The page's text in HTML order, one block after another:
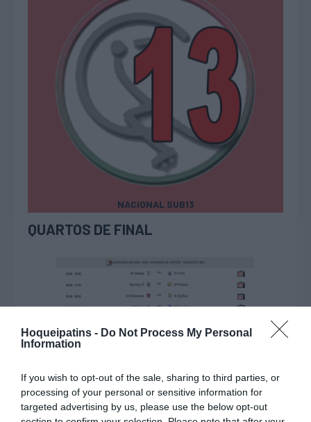
Hoqueipatins - Do Not Process My Personal
Information
If you wish to opt-out of the sale, sharing to third parties, or
processing of your personal or sensitive information for
targeted advertising by us, please use the below opt-out
NACIONAL SUB13
QUARTOS DE FINAL
SEMI-FINAIS